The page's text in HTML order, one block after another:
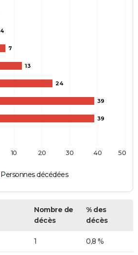
4
7
13
24
39
39
Personnes décédées
10 20 30 40 50
Nombre de
décès
% des
décès
1 0,8 %